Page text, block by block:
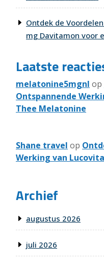
Ontdek de
mg Davitamon voor
Laatste
melatonine5mgnl op
Ontspannende
Thee Melatonine
Shane travel op
Werking van
Archief
augustus 2026
juli 2026